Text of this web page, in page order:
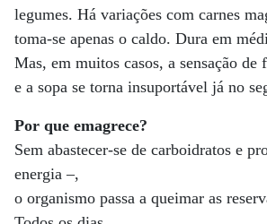
legumes. Há variações com carnes
toma-se apenas o caldo. Dura em
Mas, em muitos casos, a sensação
e a sopa se torna insuportável já no
Por que emagrece?
Sem abastecer-se de carboidratos e
energia –,
o organismo passa a queimar as